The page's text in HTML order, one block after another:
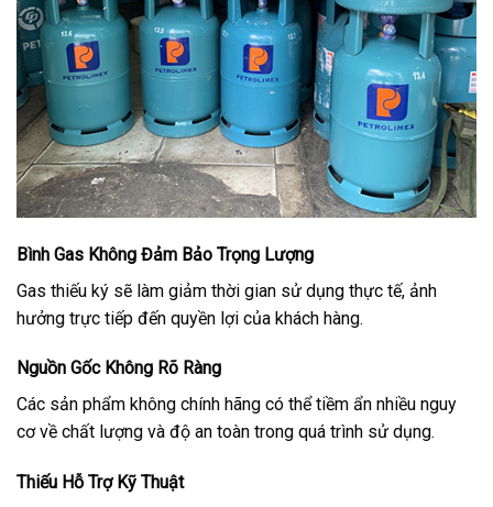
Bình Gas Không Đảm Bảo Trọng Lượng
Gas thiếu ký sẽ làm giảm thời gian sử dụng thực tế, ảnh
hưởng trực tiếp đến quyền lợi của khách hàng.
Nguồn Gốc Không Rõ Ràng
Các sản phẩm không chính hãng có thể tiềm ẩn nhiều nguy
cơ về chất lượng và độ an toàn trong quá trình sử dụng.
Thiếu Hỗ Trợ Kỹ Thuật